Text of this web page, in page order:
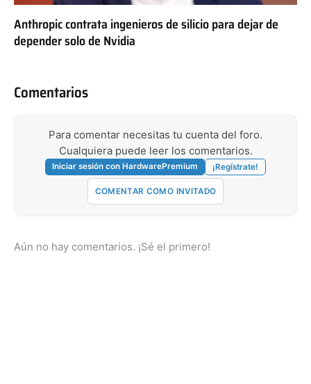
Anthropic contrata ingenieros de silicio para dejar de
depender solo de Nvidia
Comentarios
Para comentar necesitas tu cuenta del foro.
Cualquiera puede leer los comentarios.
Iniciar sesión con HardwarePremium ¡Regístrate!
COMENTAR COMO INVITADO
Aún no hay comentarios. ¡Sé el primero!